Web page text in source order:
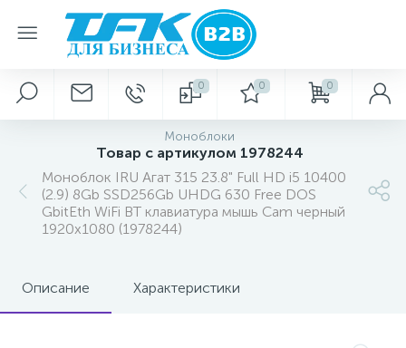
0 0 0
Моноблоки
Товар с артикулом 1978244
Моноблок IRU Агат 315 23.8" Full HD i5 10400
(2.9) 8Gb SSD256Gb UHDG 630 Free DOS
GbitEth WiFi BT клавиатура мышь Cam черный
1920x1080 (1978244)
Описание Характеристики